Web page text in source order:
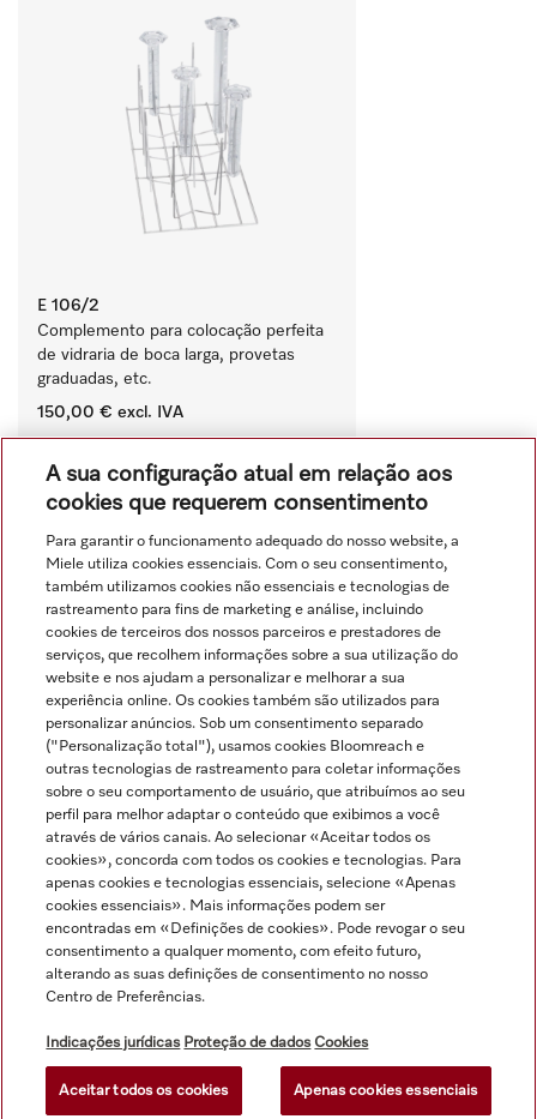
E 106/2
Complemento para colocação perfeita
de vidraria de boca larga, provetas
graduadas, etc.
150,00 € excl. IVA
‏‏‎ ‎
Comparar
Ver tudo
Navegação
Serviço
A sua configuração atual em relação aos
cookies que requerem consentimento
Para garantir o funcionamento adequado do nosso website, a
Miele utiliza cookies essenciais. Com o seu consentimento,
também utilizamos cookies não essenciais e tecnologias de
rastreamento para fins de marketing e análise, incluindo
cookies de terceiros dos nossos parceiros e prestadores de
serviços, que recolhem informações sobre a sua utilização do
website e nos ajudam a personalizar e melhorar a sua
experiência online. Os cookies também são utilizados para
personalizar anúncios. Sob um consentimento separado
("Personalização total"), usamos cookies Bloomreach e
outras tecnologias de rastreamento para coletar informações
sobre o seu comportamento de usuário, que atribuímos ao seu
perfil para melhor adaptar o conteúdo que exibimos a você
através de vários canais. Ao selecionar «Aceitar todos os
cookies», concorda com todos os cookies e tecnologias. Para
apenas cookies e tecnologias essenciais, selecione «Apenas
cookies essenciais». Mais informações podem ser
encontradas em «Definições de cookies». Pode revogar o seu
consentimento a qualquer momento, com efeito futuro,
alterando as suas definições de consentimento no nosso
Centro de Preferências.
Indicações jurídicas Proteção de dados Cookies
Aceitar todos os cookies Apenas cookies essenciais